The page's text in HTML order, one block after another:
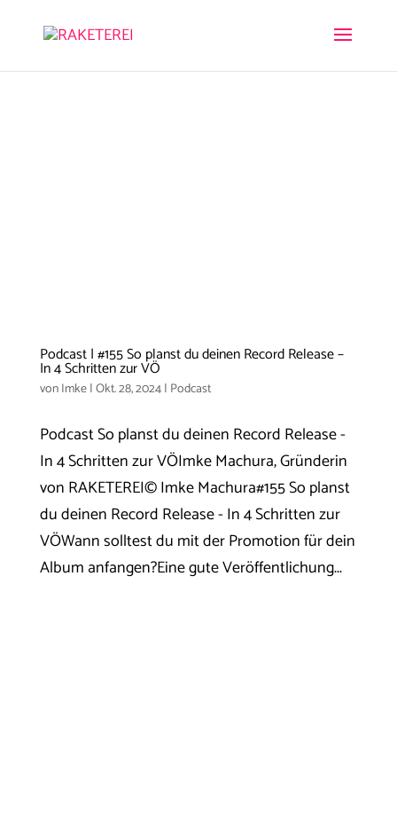
Podcast | #155 So planst du deinen Record Release –
In 4 Schritten zur VÖ
vonImke|Okt. 28, 2024| Podcast
Podcast So planst du deinen Record Release -
In 4 Schritten zur VÖImke Machura, Gründerin
von RAKETEREI© Imke Machura#155 So planst
du deinen Record Release - In 4 Schritten zur
VÖWann solltest du mit der Promotion für dein
Album anfangen?Eine gute Veröffentlichung...